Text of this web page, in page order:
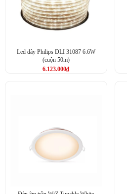
Led dây Philips DLI 31087 6.6W
(cuộn 50m)
6.123.000₫